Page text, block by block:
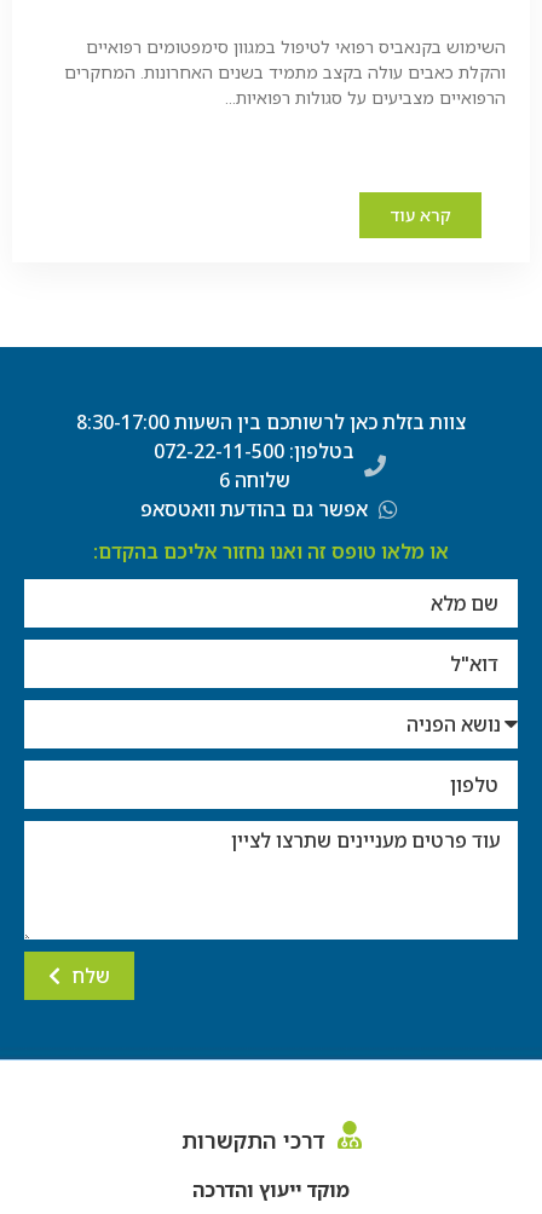
השימוש בקנאביס רפואי לטיפול במגוון סימפטומים רפואיים
והקלת כאבים עולה בקצב מתמיד בשנים האחרונות. המחקרים
הרפואיים מצביעים על סגולות רפואיות...
קרא עוד
צוות בזלת כאן לרשותכם בין השעות 8:30-17:00
בטלפון: 072-22-11-500
שלוחה 6
אפשר גם בהודעת וואטסאפ
או מלאו טופס זה ואנו נחזור אליכם בהקדם:
שלח
דרכי התקשרות
מוקד ייעוץ והדרכה